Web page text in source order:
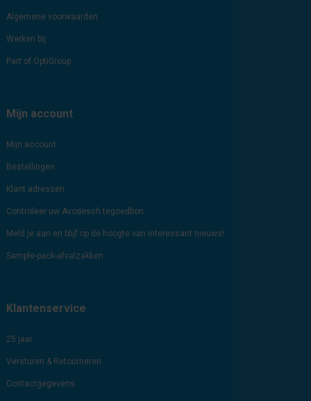
Algemene voorwaarden
Werken bij
Part of OptiGroup
Mijn account
Mijn account
Bestellingen
Klant adressen
Controleer uw Avodesch tegoedbon
Meld je aan en blijf op de hoogte van interessant nieuws!
Sample-pack-afvalzakken
Klantenservice
25 jaar
Versturen & Retourneren
Contactgegevens